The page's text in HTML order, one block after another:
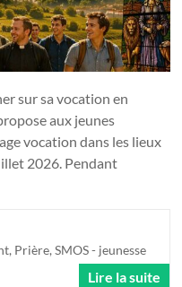
sur sa vocation en
aux jeunes
vocation dans les lieux
2026. Pendant
, Prière,SMOS - jeunesse
Lire la suite